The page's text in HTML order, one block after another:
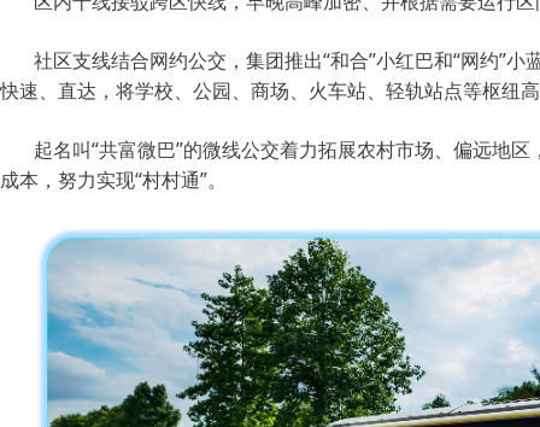
社区支线结合网约公交，集团推出“和合”小红巴和“网约”
快速、直达，将学校、公园、商场、火车站、轻轨站点等枢纽
起名叫“共富微巴”的微线公交着力拓展农村市场、偏远地
成本，努力实现“村村通”。